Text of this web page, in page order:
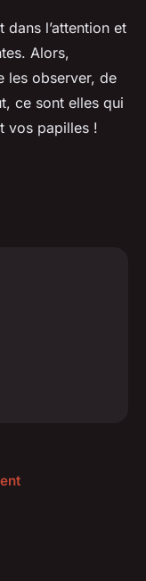
l’attention et
Alors,
les observer, de
ce sont elles qui
vos papilles !